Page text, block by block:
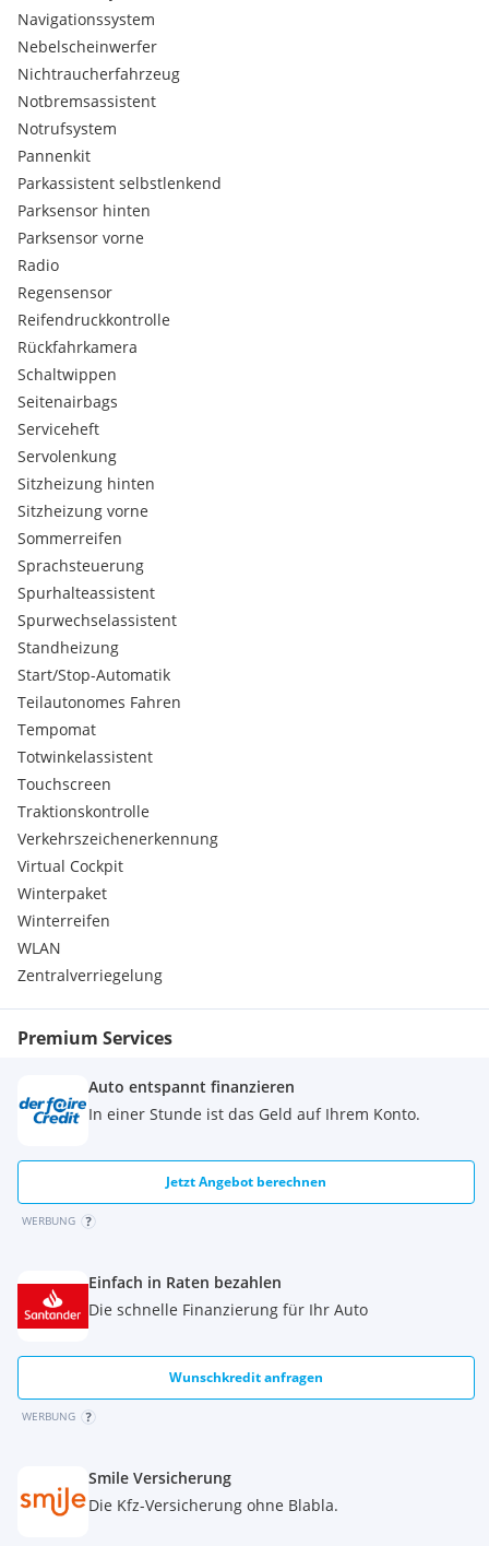
Navigationssystem
Nebelscheinwerfer
Nichtraucherfahrzeug
Notbremsassistent
Notrufsystem
Pannenkit
Parkassistent selbstlenkend
Parksensor hinten
Parksensor vorne
Radio
Regensensor
Reifendruckkontrolle
Rückfahrkamera
Schaltwippen
Seitenairbags
Serviceheft
Servolenkung
Sitzheizung hinten
Sitzheizung vorne
Sommerreifen
Sprachsteuerung
Spurhalteassistent
Spurwechselassistent
Standheizung
Start/Stop-Automatik
Teilautonomes Fahren
Tempomat
Totwinkelassistent
Touchscreen
Traktionskontrolle
Verkehrszeichenerkennung
Virtual Cockpit
Winterpaket
Winterreifen
WLAN
Zentralverriegelung
Premium Services
Auto entspannt finanzieren
In einer Stunde ist das Geld auf Ihrem Konto.
Jetzt Angebot berechnen
WERBUNG
Einfach in Raten bezahlen
Die schnelle Finanzierung für Ihr Auto
Wunschkredit anfragen
WERBUNG
Smile Versicherung
Die Kfz-Versicherung ohne Blabla.